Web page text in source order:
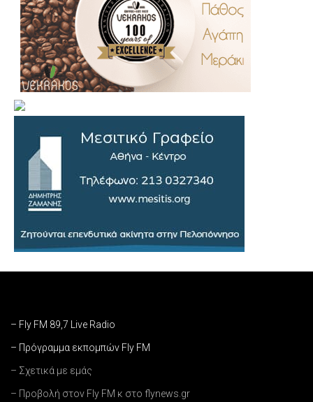
– Fly FM 89,7 Live Radio
– Πρόγραμμα εκπομπών Fly FM
– Σχετικά με εμάς
– Προβολή στον Fly FM κ στο flynews.gr